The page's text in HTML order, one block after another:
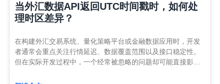
当外汇数据API返回UTC时间戳时，如何处
理时区差异？
在构建外汇交易系统、量化策略平台或金融数据应用时，开发
者通常会重点关注行情延迟、数据覆盖范围以及接口稳定性。
但在实际开发过程中，一个经常被忽略的问题却可能直接影…